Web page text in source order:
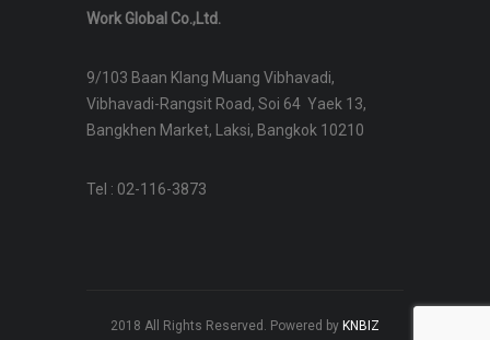
Work Global Co.,Ltd.
9/103 Baan Klang Muang Vibhavadi,
Vibhavadi-Rangsit Road, Soi 64 Yaek 13,
Bangkhen Market, Laksi, Bangkok 10210
Tel : 02-116-3873
2018 All Rights Reserved. Powered by KNBIZ